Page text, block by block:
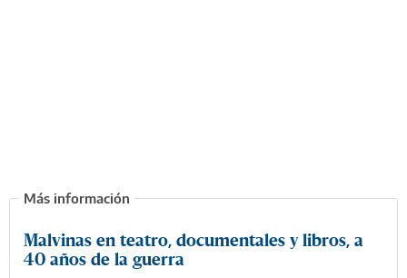
Malvinas en teatro, documentales y libros, a
40 años de la guerra